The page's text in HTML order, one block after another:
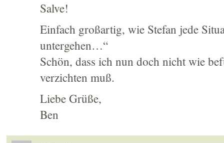
Salve!
Einfach großartig, wie Stefan jede
untergehen…“
Schön, dass ich nun doch nicht wie
verzichten muß.
Liebe Grüße,
Ben